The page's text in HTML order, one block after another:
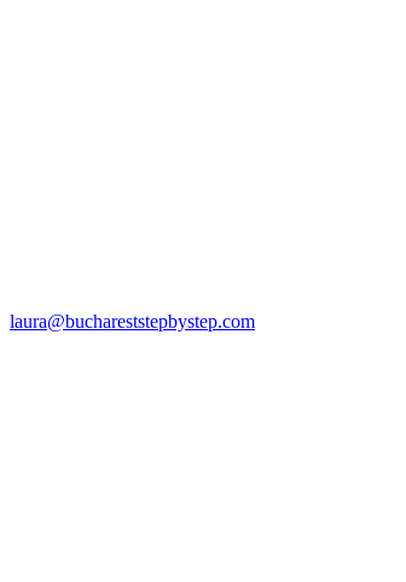
laura@buchareststepbystep.com